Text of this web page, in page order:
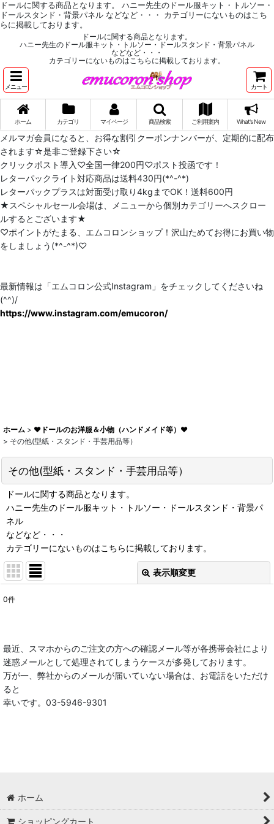
ドールに関する商品となります。 ハニー先生のドール服キット・トルソー・
ドールスタンド・背景パネル などなど・・・ カテゴリーにないものはこち
らに掲載しております。
ドールに関する商品となります。
ハニー先生のドール服キット・トルソー・ドールスタンド・背景パネル
などなど・・・
カテゴリーにないものはこちらに掲載しております。
メニュー カート
ホーム カテゴリ マイページ 商品検索 ご利用案内 What's New
メルマガ会員になると、お得な割引クーポンナンバーが、定期的に配布
されます☆是非ご登録下さい☆
クリックポスト導入♡全国一律200円♡ポスト投函です！
レターパックライト対応商品は送料430円(*^-^*)
レターパックプラスは対面受け取り4kgまでOK！送料600円
★スペシャルセール会場は、メニューから個別カテゴリーへスクロー
ルするとございます★
♡ポイントがたまる、エムコロンショップ！沢山ためてお得にお買い物
をしましょう(*^-^*)♡
最新情報は「エムコロン公式Instagram」をチェックしてくださいね
(^^)/
https://www.instagram.com/emucoron/
ホーム > ♥ドールのお洋服＆小物（ハンドメイド等）♥
> その他(型紙・スタンド・手芸用品等）
その他(型紙・スタンド・手芸用品等）
ドールに関する商品となります。
ハニー先生のドール服キット・トルソー・ドールスタンド・背景パ
ネル
などなど・・・
カテゴリーにないものはこちらに掲載しております。
表示順変更
並び順:
0件
最近、スマホからのご注文の方への確認メール等が各携帯会社により
迷惑メールとして処理されてしまうケースが多発しております。
万が一、弊社からのメールが届いていない場合は、お電話をいただけ
ると
幸いです。03-5946-9301
ホーム
ショッピングカート